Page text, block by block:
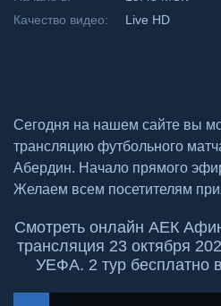
Качество видео:
Live HD
Сегодня на нашем сайте вы
трансляцию футбольного
Абердин. Начало прямого
Желаем всем посетителям
Смотреть онлайн АЕК
трансляция 23 октября
УЕФА. 2 тур бесплатно